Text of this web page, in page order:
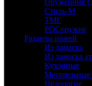
Оружейник
Стиль-М
ТМГ
РОСоружие
Разделы ножей
Из дамаска
Из дамаска
Кухонные
Недорогие